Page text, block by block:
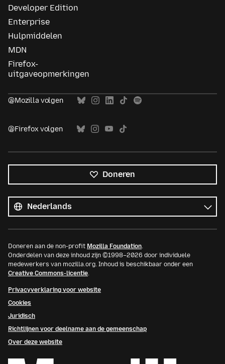
Developer Edition
Enterprise
Hulpmiddelen
MDN
Firefox-
uitgaveopmerkingen
@Mozilla volgen
@Firefox volgen
Doneren
talen
Taal
Doneren aan de non-profit Mozilla Foundation.
Onderdelen van deze inhoud zijn ©1998–2026 door individuele
medewerkers van mozilla.org. Inhoud is beschikbaar onder een
Creative Commons-licentie.
Privacyverklaring voor website
Cookies
Juridisch
Richtlijnen voor deelname aan de gemeenschap
Over deze website